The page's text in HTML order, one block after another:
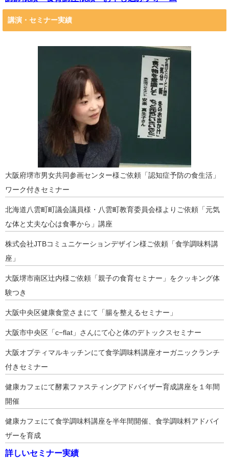
講演・セミナー実績
大阪府堺市男女共同参画センター様ご依頼「認知症予防の食生活」
ワーク付きセミナー
北海道八雲町町議会議員様・八雲町教育委員会様よりご依頼「元気
な体と丈夫な心は食事から」講座
株式会社JTBコミュニケーションデザイン様ご依頼「食学調味料講
座」
大阪堺市南区辻内様ご依頼「親子の食育セミナー」をクッキング体
験つき
大阪中央区健康食堂さまにて「腸を整えるセミナー」
大阪市中央区「c−flat」さんにて心と体のデトックスセミナー
大阪オプティマルキッチンにて食学調味料講座オーガニックランチ
付きセミナー
健康カフェにて酵素ファスティングアドバイザー育成講座を１年間
開催
健康カフェにて食学調味料講座を半年間開催、食学調味料アドバイ
ザーを育成
詳しいセミナー実績